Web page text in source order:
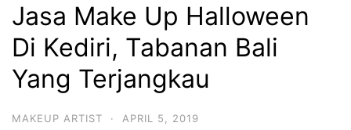
Jasa Make Up Halloween
Di Kediri, Tabanan Bali
Yang Terjangkau
MAKEUP ARTIST · APRIL 5, 2019